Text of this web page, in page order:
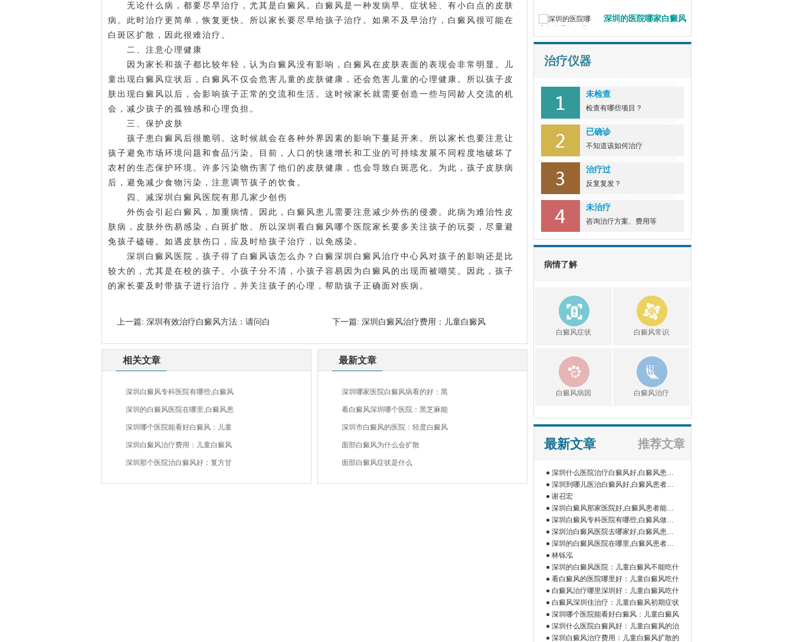
无论什么病，都要尽早治疗，尤其是白癜风。白癜风是一种发病早、症状轻、有小白点的皮肤
病。此时治疗更简单，恢复更快。所以家长要尽早给孩子治疗。如果不及早治疗，白癜风很可能在
白斑区扩散，因此很难治疗。
二、注意心理健康
因为家长和孩子都比较年轻，认为白癜风没有影响，白癜风在皮肤表面的表现会非常明显。儿
童出现白癜风症状后，白癜风不仅会危害儿童的皮肤健康，还会危害儿童的心理健康。所以孩子皮
肤出现白癜风以后，会影响孩子正常的交流和生活。这时候家长就需要创造一些与同龄人交流的机
会，减少孩子的孤独感和心理负担。
三、保护皮肤
孩子患白癜风后很脆弱。这时候就会在各种外界因素的影响下蔓延开来。所以家长也要注意让
孩子避免市场环境问题和食品污染。目前，人口的快速增长和工业的可持续发展不同程度地破坏了
农村的生态保护环境。许多污染物伤害了他们的皮肤健康，也会导致白斑恶化。为此，孩子皮肤病
后，避免减少食物污染，注意调节孩子的饮食。
四、减深圳白癜风医院有那几家 少创伤
外伤会引起白癜风，加重病情。因此，白癜风患儿需要注意减少外伤的侵袭。此病为难治性皮
肤病，皮肤外伤易感染，白斑扩散。所以 深圳看白癜风哪个医院家长要多关注孩子的玩耍，尽量避
免孩子磕碰。如遇皮肤伤口，应及时给孩子治疗，以免感染。
深圳白癜风医院，孩子得了白癜风该怎么办？白癜深圳白癜风治疗中心 风对孩子的影响还是比
较大的，尤其是在校的孩子。小孩子分不清，小孩子容易因为白癜风的出现而被嘲笑。因此，孩子
的家长要及时带孩子进行治疗，并关注孩子的心理，帮助孩子正确面对疾病。
上一篇: 深圳有效治疗白癜风方法：请问白 下一篇: 深圳白癜风治疗费用：儿童白癜风
相关文章
深圳白癜风专科医院有哪些,白癜风
深圳的白癜风医院在哪里,白癜风患
深圳哪个医院能看好白癜风：儿童
深圳白癜风治疗费用：儿童白癜风
深圳那个医院治白癜风好：复方甘
最新文章
深圳哪家医院白癜风病看的好：黑
看白癜风深圳哪个医院：黑芝麻能
深圳市白癜风的医院：轻度白癜风
面部白癜风为什么会扩散
面部白癜风症状是什么
治疗仪器
未检查
检查有哪些项目？
已确诊
不知道该如何治疗
治疗过
反复复发？
未治疗
咨询治疗方案、费用等
病情了解
白癜风症状 白癜风常识
白癜风病因 白癜风治疗
最新文章 推荐文章
● 深圳什么医院治疗白癜风好,白癜风患者
如
● 深圳到哪儿医治白癜风好,白癜风患者为
什● 谢召宏
● 深圳白癜风那家医院好,白癜风患者能吃
橘
● 深圳白癜风专科医院有哪些,白癜风做伍
德
● 深圳治白癜风医院去哪家好,白癜风患者
为
● 深圳的白癜风医院在哪里,白癜风患者做
微● 林铄泓
● 深圳的白癜风医院：儿童白癜风不能吃什
● 看白癜风的医院哪里好：儿童白癜风吃什
● 白癜风治疗哪里深圳好：儿童白癜风吃什
● 白癜风深圳佳治疗：儿童白癜风初期症状
● 深圳哪个医院能看好白癜风：儿童白癜风
● 深圳什么医院白癜风好：儿童白癜风的治
● 深圳白癜风治疗费用：儿童白癜风扩散的